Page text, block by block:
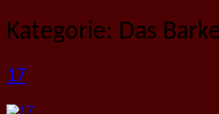
Kategorie: Das
17